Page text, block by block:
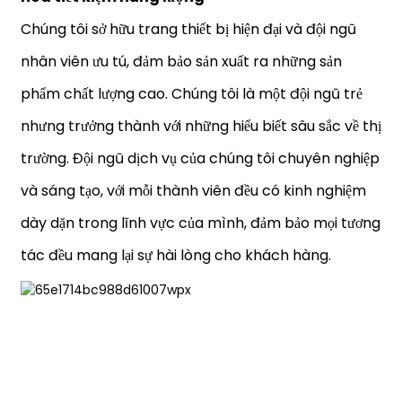
Chúng tôi sở hữu trang thiết bị hiện đại và đội ngũ
nhân viên ưu tú, đảm bảo sản xuất ra những sản
phẩm chất lượng cao. Chúng tôi là một đội ngũ trẻ
nhưng trưởng thành với những hiểu biết sâu sắc về thị
trường. Đội ngũ dịch vụ của chúng tôi chuyên nghiệp
và sáng tạo, với mỗi thành viên đều có kinh nghiệm
dày dặn trong lĩnh vực của mình, đảm bảo mọi tương
tác đều mang lại sự hài lòng cho khách hàng.